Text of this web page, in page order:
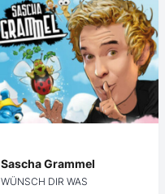
Sascha Grammel
WÜNSCH DIR WAS